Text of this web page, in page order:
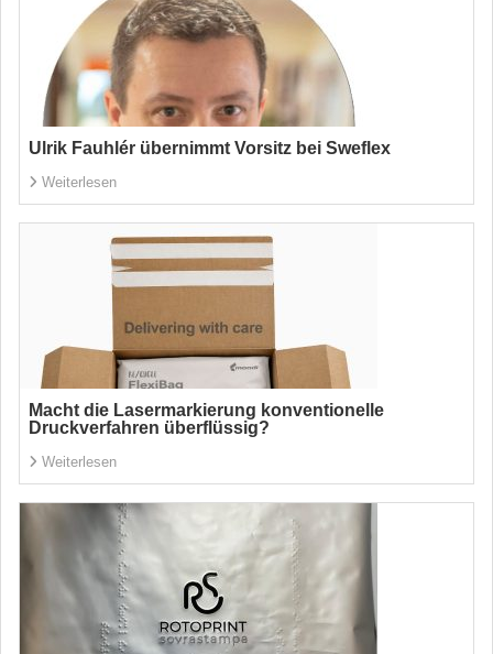
Ulrik Fauhlér übernimmt Vorsitz bei Sweflex
Weiterlesen
Macht die Lasermarkierung konventionelle
Druckverfahren überflüssig?
Weiterlesen